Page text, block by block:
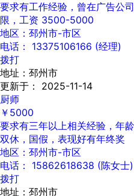
要求有工作经验，曾在广告公
限，工资 3500-5000
地区：邳州市-市区
电话： 13375106166 (经理)
拨打
地址：邳州市
更新于： 2025-11-14
厨师
￥5000
要求有三年以上相关经验，年
双休，国假，表现好有年终奖
地区：邳州市-市区
电话： 15862618638 (陈女士)
拨打
地址：邳州市